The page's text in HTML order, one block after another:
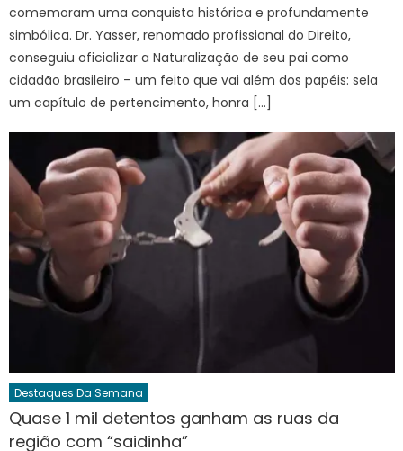
comemoram uma conquista histórica e profundamente
simbólica. Dr. Yasser, renomado profissional do Direito,
conseguiu oficializar a Naturalização de seu pai como
cidadão brasileiro – um feito que vai além dos papéis: sela
um capítulo de pertencimento, honra […]
Destaques Da Semana
Quase 1 mil detentos ganham as ruas da
região com “saidinha”